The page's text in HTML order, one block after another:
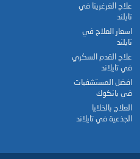
علاج الغرغرينا في
تايلند
اسعار العلاج في
تايلند
علاج القدم السكري
في تايلاند
افضل المستشفيات
في بانكوك
العلاج بالخلايا
الجذعية في تايلاند